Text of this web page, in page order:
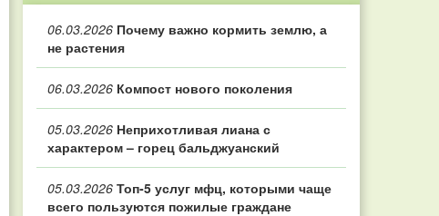
06.03.2026 Почему важно кормить землю, а
не растения
06.03.2026 Компост нового поколения
05.03.2026 Неприхотливая лиана с
характером – горец бальджуанский
05.03.2026 Топ‑5 услуг мфц, которыми чаще
всего пользуются пожилые граждане